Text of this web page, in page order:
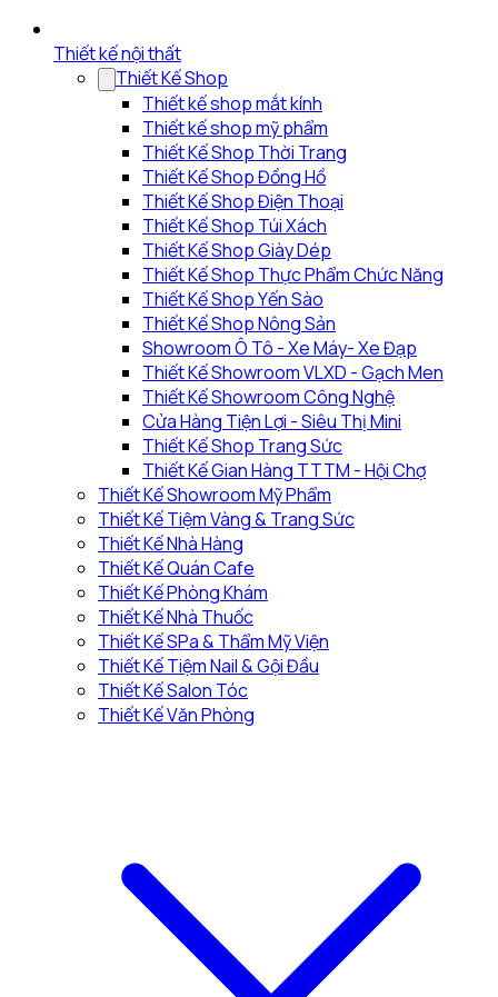
Thiết kế nội thất
Thiết Kế Shop
Thiết kế shop mắt kính
Thiết kế shop mỹ phẩm
Thiết Kế Shop Thời Trang
Thiết Kế Shop Đồng Hồ
Thiết Kế Shop Điện Thoại
Thiết Kế Shop Túi Xách
Thiết Kế Shop Giày Dép
Thiết Kế Shop Thực Phẩm Chức Năng
Thiết Kế Shop Yến Sào
Thiết Kế Shop Nông Sản
Showroom Ô Tô - Xe Máy- Xe Đạp
Thiết Kế Showroom VLXD - Gạch Men
Thiết Kế Showroom Công Nghệ
Cửa Hàng Tiện Lợi - Siêu Thị Mini
Thiết Kế Shop Trang Sức
Thiết Kế Gian Hàng TTTM - Hội Chợ
Thiết Kế Showroom Mỹ Phẩm
Thiết Kế Tiệm Vàng & Trang Sức
Thiết Kế Nhà Hàng
Thiết Kế Quán Cafe
Thiết Kế Phòng Khám
Thiết Kế Nhà Thuốc
Thiết Kế SPa & Thẩm Mỹ Viện
Thiết Kế Tiệm Nail & Gội Đầu
Thiết Kế Salon Tóc
Thiết Kế Văn Phòng